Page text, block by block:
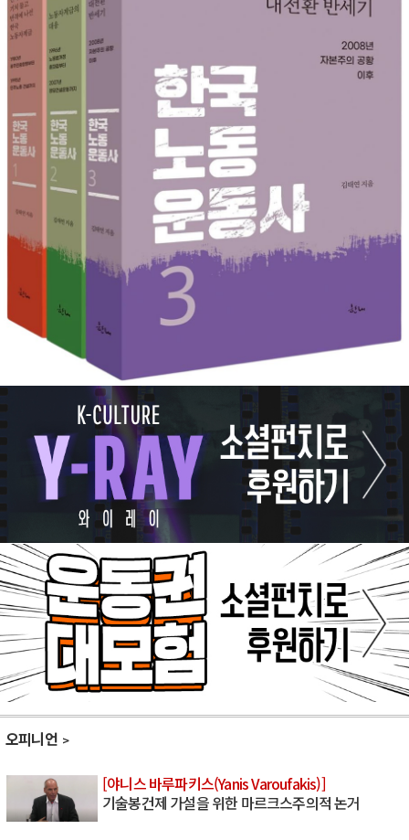
오피니언
[야니스 바루파키스(Yanis Varoufakis)]
기술봉건제 가설을 위한 마르크스주의적 논거